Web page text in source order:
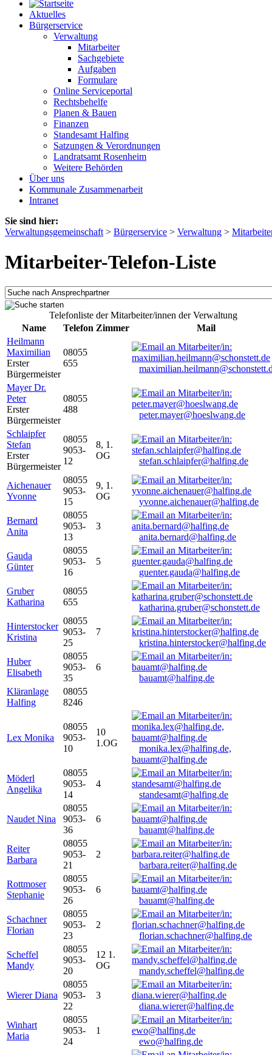
Aktuelles
Bürgerservice
Verwaltung
Mitarbeiter
Sachgebiete
Aufgaben
Formulare
Online Serviceportal
Rechtsbehelfe
Planen & Bauen
Finanzen
Standesamt Halfing
Satzungen & Verordnungen
Landratsamt Rosenheim
Weitere Behörden
Über uns
Kommunale Zusammenarbeit
Intranet
Sie sind hier:
Verwaltungsgemeinschaft > Bürgerservice > Verwaltung >
Mitarbeiter-Telefon-Liste
Telefonliste der Mitarbeiter/innen der Verwaltung
Name
Telefon Zimmer
Mail
Heilmann
Maximilian
Erster
Bürgermeister
08055
655
Mayer Dr.
Peter
Erster
Bürgermeister
08055
488
peter.mayer@hoeslwang.de
Schlaipfer
Stefan
Erster
Bürgermeister
08055
9053-
12
8, 1.
OG
stefan.schlaipfer@halfing.de
Aichenauer
Yvonne
08055
9053-
15
9, 1.
OG
yvonne.aichenauer@halfing.de
Bernard
Anita
08055
9053-
13
3
anita.bernard@halfing.de
Gauda
Günter
08055
9053-
16
5
guenter.gauda@halfing.de
Gruber
Katharina
08055
655
katharina.gruber@schonstett.de
Hinterstocker
Kristina
08055
9053-
25
7
kristina.hinterstocker@halfing.de
Huber
Elisabeth
08055
9053-
35
6
bauamt@halfing.de
Kläranlage
Halfing
08055
8246
Lex Monika
08055
9053-
10
10
1.OG
monika.lex@halfing.de,
bauamt@halfing.de
Möderl
Angelika
08055
9053-
14
4
standesamt@halfing.de
Naudet Nina
08055
9053-
36
6
bauamt@halfing.de
Reiter
Barbara
08055
9053-
21
2
barbara.reiter@halfing.de
Rottmoser
Stephanie
08055
9053-
26
6
bauamt@halfing.de
Schachner
Florian
08055
9053-
23
2
florian.schachner@halfing.de
Scheffel
Mandy
08055
9053-
20
12 1.
OG
mandy.scheffel@halfing.de
Wierer Diana
08055
9053-
22
3
diana.wierer@halfing.de
Winhart
Maria
08055
9053-
24
1
ewo@halfing.de